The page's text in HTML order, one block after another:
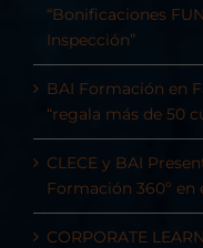
“Bonificaciones
Inspección”
BAI Formación en
“regala más de 50
CLECE y BAI
Formación 360º en
CORPORATE